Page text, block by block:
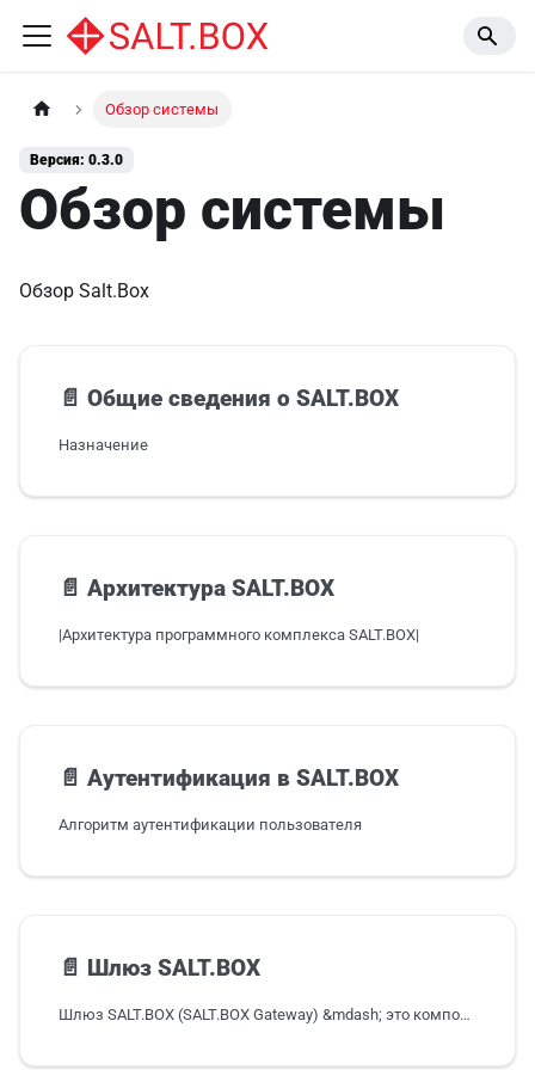
Обзор системы
Версия: 0.3.0
Обзор системы
Обзор Salt.Box
📄️ Общие сведения о SALT.BOX
Назначение
📄️ Архитектура SALT.BOX
|Архитектура программного комплекса SALT.BOX|
📄️ Аутентификация в SALT.BOX
Алгоритм аутентификации пользователя
📄️ Шлюз SALT.BOX
Шлюз SALT.BOX (SALT.BOX Gateway) &mdash; это компонент платформы SALT.BOX, реализующий API Gateway для микросервисной архитектуры.